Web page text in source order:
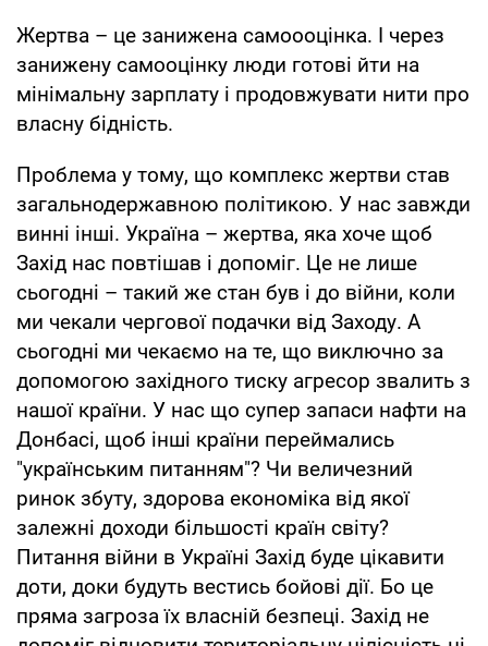
Жертва – це занижена самоооцінка. І через
занижену самооцінку люди готові йти на
мінімальну зарплату і продовжувати нити про
власну бідність.
Проблема у тому, що комплекс жертви став
загальнодержавною політикою. У нас завжди
винні інші. Україна – жертва, яка хоче щоб
Захід нас повтішав і допоміг. Це не лише
сьогодні – такий же стан був і до війни, коли
ми чекали чергової подачки від Заходу. А
сьогодні ми чекаємо на те, що виключно за
допомогою західного тиску агресор звалить з
нашої країни. У нас що супер запаси нафти на
Донбасі, щоб інші країни переймались
"українським питанням"? Чи величезний
ринок збуту, здорова економіка від якої
залежні доходи більшості країн світу?
Питання війни в Україні Захід буде цікавити
доти, доки будуть вестись бойові дії. Бо це
пряма загроза їх власній безпеці. Захід не